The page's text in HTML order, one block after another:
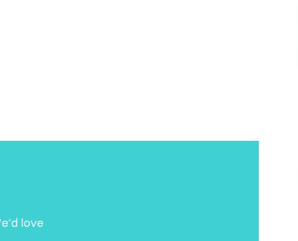
love